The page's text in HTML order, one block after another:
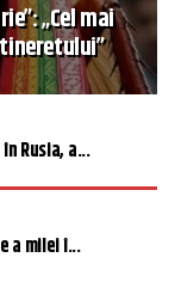
„Cel mai
Rusia, a...
a milei î...